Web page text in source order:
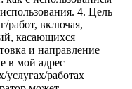
4. Цель
работ, включая,
касающихся
и направление
в мой адрес
работах